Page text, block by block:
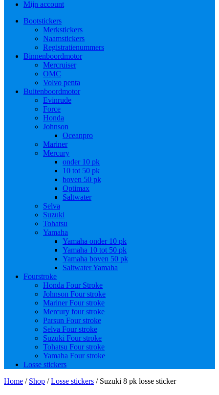
Mijn account
Bootstickers
Merkstickers
Naamstickers
Registratienummers
Binnenboordmotor
Mercruiser
OMC
Volvo penta
Buitenboordmotor
Evinrude
Force
Honda
Johnson
Oceanpro
Mariner
Mercury
onder 10 pk
10 tot 50 pk
boven 50 pk
Optimax
Saltwater
Selva
Suzuki
Tohatsu
Yamaha
Yamaha onder 10 pk
Yamaha 10 tot 50 pk
Yamaha boven 50 pk
Saltwater Yamaha
Fourstroke
Honda Four Stroke
Johnson Four stroke
Mariner Four stroke
Mercury four stroke
Parsun Four stroke
Selva Four stroke
Suzuki Four stroke
Tohatsu Four stroke
Yamaha Four stroke
Losse stickers
Home / Shop /Losse stickers / Suzuki 8 pk losse sticker